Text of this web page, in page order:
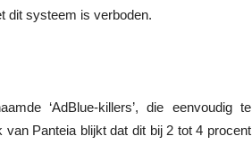
dit systeem is verboden.
‘AdBlue-killers’, die eenvoudig te
Panteia blijkt dat dit bij 2 tot 4 procent